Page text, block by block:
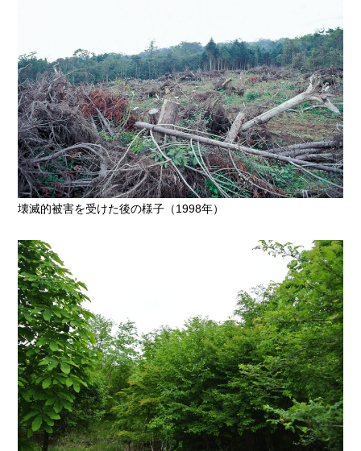
壊滅的被害を受けた後の様子（1998年）